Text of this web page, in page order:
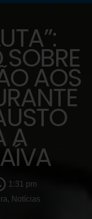
1:31 pm
, Notícias
AOS
A